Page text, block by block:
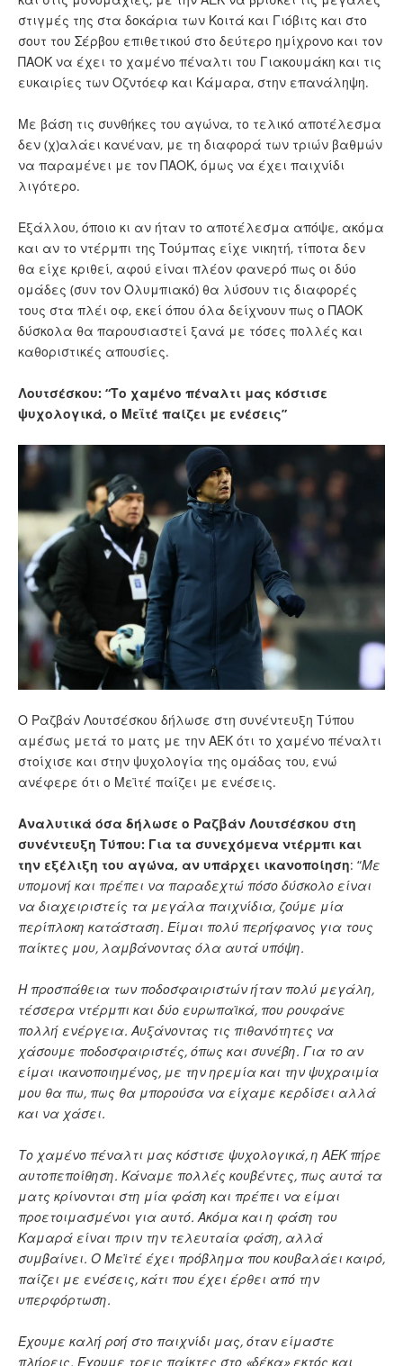
στιγμές της στα δοκάρια των Κοιτά και Γιόβιτς και στο
σουτ του Σέρβου επιθετικού στο δεύτερο ημίχρονο και τον
ΠΑΟΚ να έχει το χαμένο πέναλτι του Γιακουμάκη και τις
ευκαιρίες των Οζντόεφ και Κάμαρα, στην επανάληψη.
Με βάση τις συνθήκες του αγώνα, το τελικό αποτέλεσμα
δεν (χ)αλάει κανέναν, με τη διαφορά των τριών βαθμών
να παραμένει με τον ΠΑΟΚ, όμως να έχει παιχνίδι
λιγότερο.
Εξάλλου, όποιο κι αν ήταν το αποτέλεσμα απόψε, ακόμα
και αν το ντέρμπι της Τούμπας είχε νικητή, τίποτα δεν
θα είχε κριθεί, αφού είναι πλέον φανερό πως οι δύο
ομάδες (συν τον Ολυμπιακό) θα λύσουν τις διαφορές
τους στα πλέι οφ, εκεί όπου όλα δείχνουν πως ο ΠΑΟΚ
δύσκολα θα παρουσιαστεί ξανά με τόσες πολλές και
καθοριστικές απουσίες.
Λουτσέσκου: “Το χαμένο πέναλτι μας κόστισε
ψυχολογικά, ο Μεϊτέ παίζει με ενέσεις”
Ο Ραζβάν Λουτσέσκου δήλωσε στη συνέντευξη Τύπου
αμέσως μετά το ματς με την ΑΕΚ ότι το χαμένο πέναλτι
στοίχισε και στην ψυχολογία της ομάδας του, ενώ
ανέφερε ότι ο Μεϊτέ παίζει με ενέσεις.
Αναλυτικά όσα δήλωσε ο Ραζβάν Λουτσέσκου στη
συνέντευξη Τύπου: Για τα συνεχόμενα ντέρμπι και
την εξέλιξη του αγώνα, αν υπάρχει ικανοποίηση: “Με
υπομονή και πρέπει να παραδεχτώ πόσο δύσκολο είναι
να διαχειριστείς τα μεγάλα παιχνίδια, ζούμε μία
περίπλοκη κατάσταση. Είμαι πολύ περήφανος για τους
παίκτες μου, λαμβάνοντας όλα αυτά υπόψη.
Η προσπάθεια των ποδοσφαιριστών ήταν πολύ μεγάλη,
τέσσερα ντέρμπι και δύο ευρωπαϊκά, που ρουφάνε
πολλή ενέργεια. Αυξάνοντας τις πιθανότητες να
χάσουμε ποδοσφαιριστές, όπως και συνέβη. Για το αν
είμαι ικανοποιημένος, με την ηρεμία και την ψυχραιμία
μου θα πω, πως θα μπορούσα να είχαμε κερδίσει αλλά
και να χάσει.
Το χαμένο πέναλτι μας κόστισε ψυχολογικά, η ΑΕΚ πήρε
αυτοπεποίθηση. Κάναμε πολλές κουβέντες, πως αυτά τα
ματς κρίνονται στη μία φάση και πρέπει να είμαι
προετοιμασμένοι για αυτό. Ακόμα και η φάση του
Καμαρά είναι πριν την τελευταία φάση, αλλά
συμβαίνει. Ο Μεϊτέ έχει πρόβλημα που κουβαλάει καιρό,
παίζει με ενέσεις, κάτι που έχει έρθει από την
υπερφόρτωση.
Έχουμε καλή ροή στο παιχνίδι μας, όταν είμαστε
πλήρεις. Έχουμε τρεις παίκτες στο «δέκα» εκτός και